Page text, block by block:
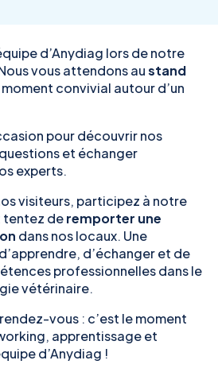
d’Anydiag lors de notre
vous attendons austand
convivial autour d’un
pour découvrir nos
et échanger
experts.
visiteurs, participez à notre
tentez deremporter une
dans nos locaux. Une
d’échanger et de
professionnelles dans le
vétérinaire.
vous : c’est le moment
apprentissage et
d’Anydiag !